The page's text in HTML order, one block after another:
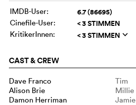
IMDB-User:
6.7 (86695)
Cinefile-User: < 3 STIMMEN
KritikerInnen: < 3 STIMMEN q
CAST & CREW
Dave Franco
Tim
Alison Brie
Millie
Damon Herriman
Jamie